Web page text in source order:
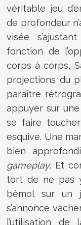
véritable jeu
de profondeur
visée
fonction de
corps à corps,
projections du
paraître
appuyer sur
se faire
esquive. Une
bien
gameplay. Et
tort de ne pas
bémol sur un
s’annonce
l’utilisation de